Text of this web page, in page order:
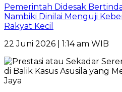
Pemerintah Didesak
Nambiki Dinilai Menguji
Rakyat Kecil
22 Juni 2026 | 1:14 am WIB